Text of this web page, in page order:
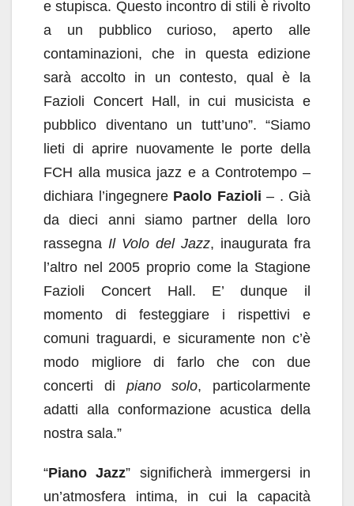
e stupisca. Questo incontro di stili è rivolto
a un pubblico curioso, aperto alle
contaminazioni, che in questa edizione
sarà accolto in un contesto, qual è la
Fazioli Concert Hall, in cui musicista e
pubblico diventano un tutt’uno”. “Siamo
lieti di aprire nuovamente le porte della
FCH alla musica jazz e a Controtempo –
dichiara l’ingegnere Paolo Fazioli – . Già
da dieci anni siamo partner della loro
rassegna Il Volo del Jazz, inaugurata fra
l’altro nel 2005 proprio come la Stagione
Fazioli Concert Hall. E’ dunque il
momento di festeggiare i rispettivi e
comuni traguardi, e sicuramente non c’è
modo migliore di farlo che con due
concerti di piano solo, particolarmente
adatti alla conformazione acustica della
nostra sala.”
“Piano Jazz” significherà immergersi in
un’atmosfera intima, in cui la capacità